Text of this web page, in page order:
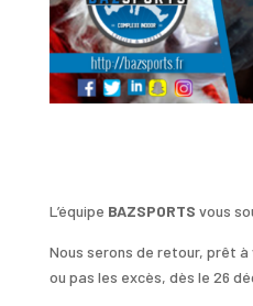
L’équipe BAZSPORTS vous
Nous serons de retour, prêt
ou pas les excès, dès le 26